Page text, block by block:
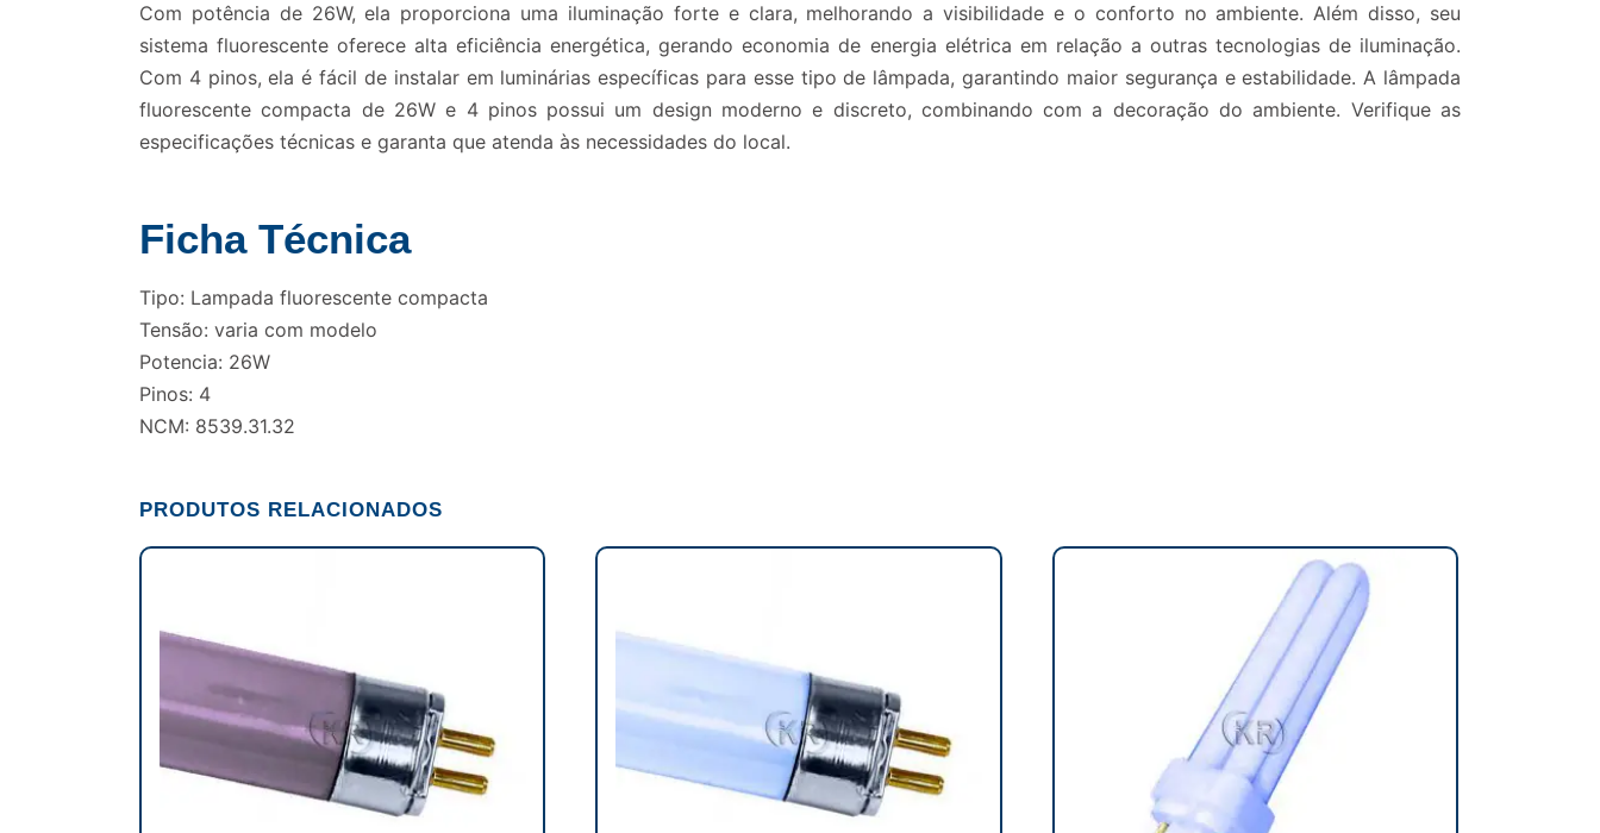
Com potência de 26W, ela proporciona uma iluminação forte e clara, melhorando a visibilidade e o conforto no ambiente. Além disso, seu
sistema fluorescente oferece alta eficiência energética, gerando economia de energia elétrica em relação a outras tecnologias de iluminação.
Com 4 pinos, ela é fácil de instalar em luminárias específicas para esse tipo de lâmpada, garantindo maior segurança e estabilidade. A lâmpada
fluorescente compacta de 26W e 4 pinos possui um design moderno e discreto, combinando com a decoração do ambiente. Verifique as
especificações técnicas e garanta que atenda às necessidades do local.
Ficha Técnica
Tipo: Lampada fluorescente compacta
Tensão: varia com modelo
Potencia: 26W
Pinos: 4
NCM: 8539.31.32
PRODUTOS RELACIONADOS